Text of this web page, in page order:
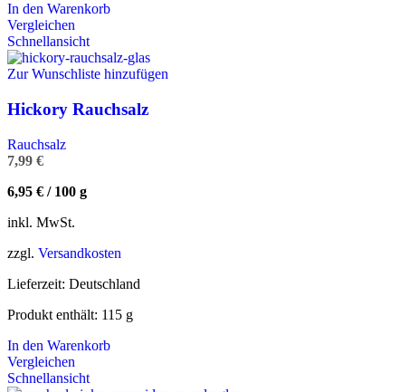
In den Warenkorb
Vergleichen
Schnellansicht
Zur Wunschliste hinzufügen
Hickory Rauchsalz
Rauchsalz
7,99 €
6,95 € / 100 g
inkl. MwSt.
zzgl. Versandkosten
Lieferzeit: Deutschland
Produkt enthält: 115 g
In den Warenkorb
Vergleichen
Schnellansicht